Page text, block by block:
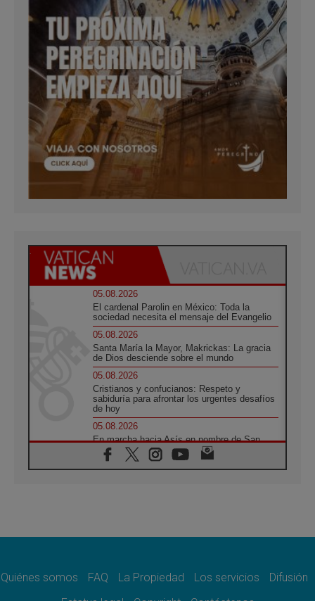
05.08.2026
El cardenal Parolin en México: Toda la
sociedad necesita el mensaje del Evangelio
05.08.2026
Santa María la Mayor, Makrickas: La gracia
de Dios desciende sobre el mundo
05.08.2026
Cristianos y confucianos: Respeto y
sabiduría para afrontar los urgentes desafíos
de hoy
05.08.2026
En marcha hacia Asís en nombre de San
Francisco, a la espera de León
05.08.2026
quienes bendicen la guerra
Quiénes somos FAQ La Propiedad Los servicios
Difusión